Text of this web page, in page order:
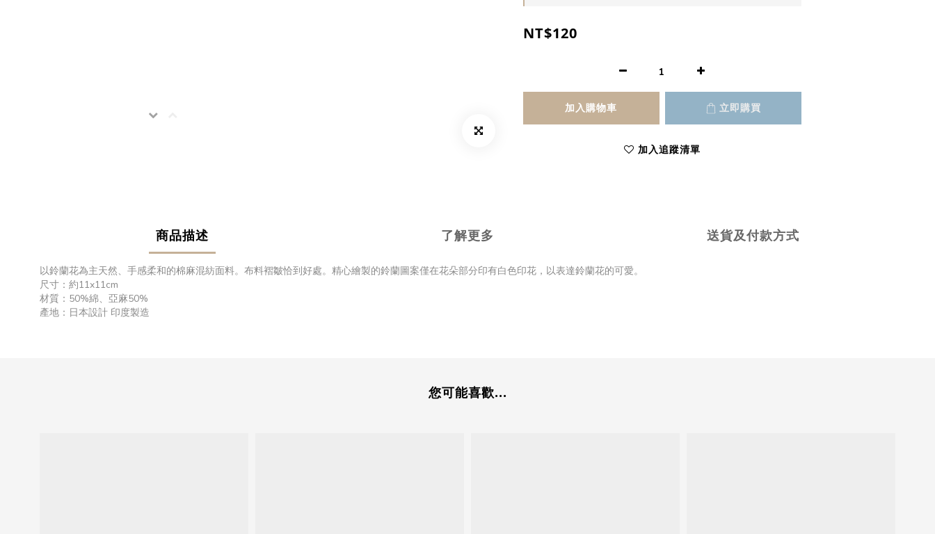
NT$120
加入購物車 立即購買
加入追蹤清單
商品描述 了解更多 送貨及付款方式
以鈴蘭花為主天然、手感柔和的棉麻混紡面料。布料褶皺恰到好處。精心繪製的鈴蘭圖案僅在花朵部分印有白色印花，以表達鈴蘭花的可愛。
尺寸：約11x11cm
材質：50%綿、亞麻50%
產地：日本設計 印度製造
您可能喜歡...